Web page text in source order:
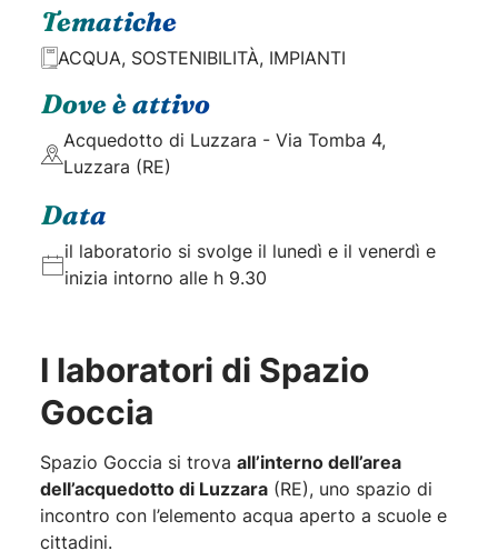
Tematiche
ACQUA, SOSTENIBILITÀ, IMPIANTI
Dove è attivo
Acquedotto di Luzzara - Via Tomba 4,
Luzzara (RE)
Data
il laboratorio si svolge il lunedì e il venerdì e
inizia intorno alle h 9.30
I laboratori di Spazio
Goccia
Spazio Goccia si trova all’interno dell’area
dell’acquedotto di Luzzara (RE), uno spazio di
incontro con l’elemento acqua aperto a scuole e
cittadini.